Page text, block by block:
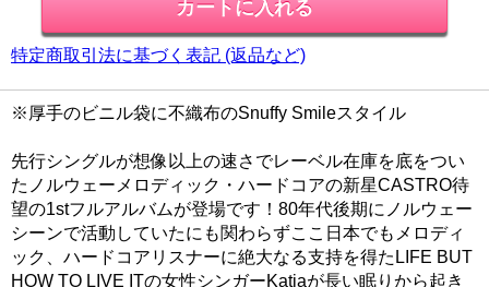
特定商取引法に基づく表記 (返品など)
※厚手のビニル袋に不織布のSnuffy Smileスタイル
先行シングルが想像以上の速さでレーベル在庫を底をつい
たノルウェーメロディック・ハードコアの新星CASTRO待
望の1stフルアルバムが登場です！80年代後期にノルウェー
シーンで活動していたにも関わらずここ日本でもメロディ
ック、ハードコアリスナーに絶大なる支持を得たLIFE BUT
HOW TO LIVE ITの女性シンガーKatjaが長い眠りから起き